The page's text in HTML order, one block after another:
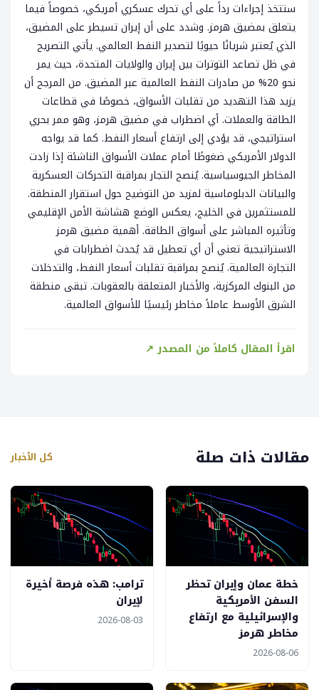
ستتخذ إجراءات رداً على أي تحرك عسكري أمريكي، خصوصاً فيما
يتعلق بمضيق هرمز. وشدد على أن إيران تسيطر على المضيق،
الذي يُعتبر شريانًا حيويًا لتصدير النفط العالمي. يأتي التصريح
في ظل تصاعد التوترات بين إيران والولايات المتحدة، حيث يمر
نحو 20% من صادرات النفط العالمية عبر المضيق. من المرجح أن
يزيد هذا التهديد من تقلبات الأسواق، خصوصًا في قطاعات
الطاقة والعملات. أي اضطراب في مضيق هرمز، وهو ممر بحري
استراتيجي، قد يؤدي إلى ارتفاع أسعار النفط. كما قد يواجه
الدولار الأمريكي ضغوطًا أمام عملات الأسواق الناشئة إذا زادت
المخاطر الجيوسياسية. يُنصح التجار بمراقبة التحركات العسكرية
والبيانات الدبلوماسية لمزيد من التوضيح حول استقرار المنطقة.
للمستثمرين في الخليج، يعكس الوضع هشاشة الأمن الإقليمي
وتأثيره المباشر على أسواق الطاقة. أهمية مضيق هرمز
الاستراتيجية تعني أن أي تعطيل قد يُحدث اضطرابات في
التجارة العالمية. يُنصح بمراقبة تقلبات أسعار النفط، والتدخلات
من البنوك المركزية، والأخبار المتعلقة بالعقوبات. تبقى منطقة
الشرق الأوسط عاملاً مخاطر رئيسيًا للأسواق العالمية.
اقرأ المقال كاملاً من المصدر ↗
مقالات ذات صلة كل الأخبار
خطة عمان وإيران تحظر
السفن الأمريكية
والإسرائيلية مع ارتفاع
مخاطر هرمز
2026-08-06
ترامب: هذه فرصة أخيرة
لإيران
2026-08-03